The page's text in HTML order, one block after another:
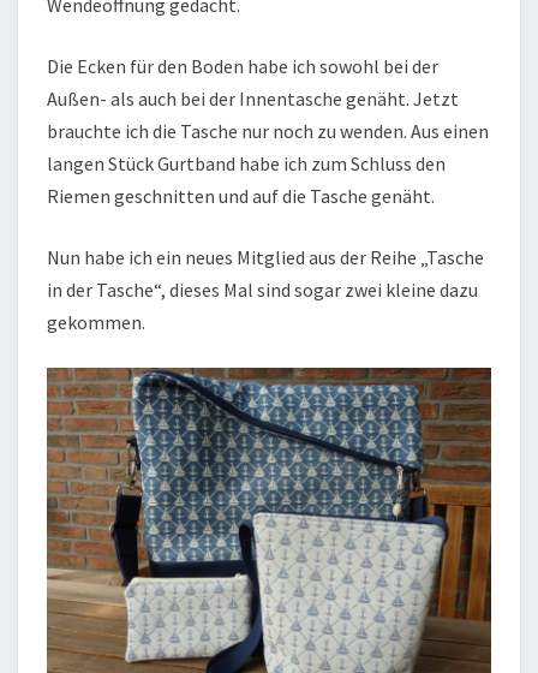
Wendeöffnung gedacht.
Die Ecken für den Boden habe ich sowohl bei der
Außen- als auch bei der Innentasche genäht. Jetzt
brauchte ich die Tasche nur noch zu wenden. Aus einen
langen Stück Gurtband habe ich zum Schluss den
Riemen geschnitten und auf die Tasche genäht.
Nun habe ich ein neues Mitglied aus der Reihe „Tasche
in der Tasche“, dieses Mal sind sogar zwei kleine dazu
gekommen.